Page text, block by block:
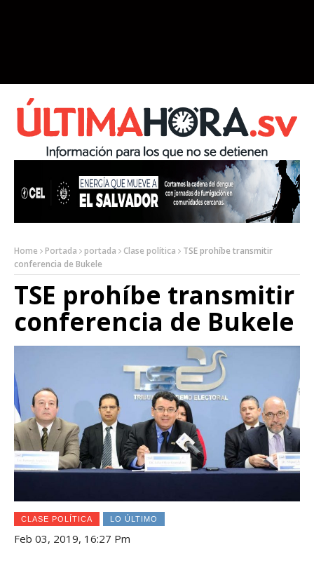
Home Portada portada Clase política
TSE prohíbe transmitir
conferencia de Bukele
TSE prohíbe transmitir
conferencia de Bukele
CLASE POLÍTICA LO ÚLTIMO
Feb 03, 2019, 16:27 Pm